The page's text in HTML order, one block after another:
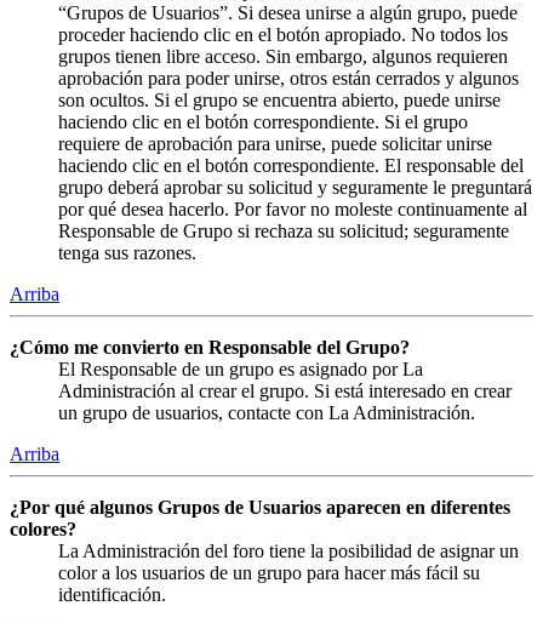
“Grupos de Usuarios”. Si desea unirse a algún grupo, puede
proceder haciendo clic en el botón apropiado. No todos los
grupos tienen libre acceso. Sin embargo, algunos requieren
aprobación para poder unirse, otros están cerrados y algunos
son ocultos. Si el grupo se encuentra abierto, puede unirse
haciendo clic en el botón correspondiente. Si el grupo
requiere de aprobación para unirse, puede solicitar unirse
haciendo clic en el botón correspondiente. El responsable del
grupo deberá aprobar su solicitud y seguramente le preguntará
por qué desea hacerlo. Por favor no moleste continuamente al
Responsable de Grupo si rechaza su solicitud; seguramente
tenga sus razones.
Arriba
¿Cómo me convierto en Responsable del Grupo?
El Responsable de un grupo es asignado por La
Administración al crear el grupo. Si está interesado en crear
un grupo de usuarios, contacte con La Administración.
Arriba
¿Por qué algunos Grupos de Usuarios aparecen en diferentes
colores?
La Administración del foro tiene la posibilidad de asignar un
color a los usuarios de un grupo para hacer más fácil su
identificación.